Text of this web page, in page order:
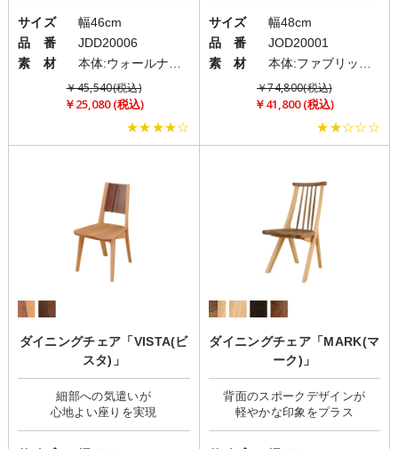
サイズ
幅46cm
品 番
JDD20006
素 材
￥45,540(税込)
￥25,080 (税込)
★★★★☆
サイズ
幅48cm
品 番
JOD20001
素 材
￥74,800(税込)
￥41,800 (税込)
★★☆☆☆
ダイニングチェア「VISTA(ビ
スタ)」
細部への気遣いが
ダイニングチェア「MARK(マ
ーク)」
背面のスポークデザインが